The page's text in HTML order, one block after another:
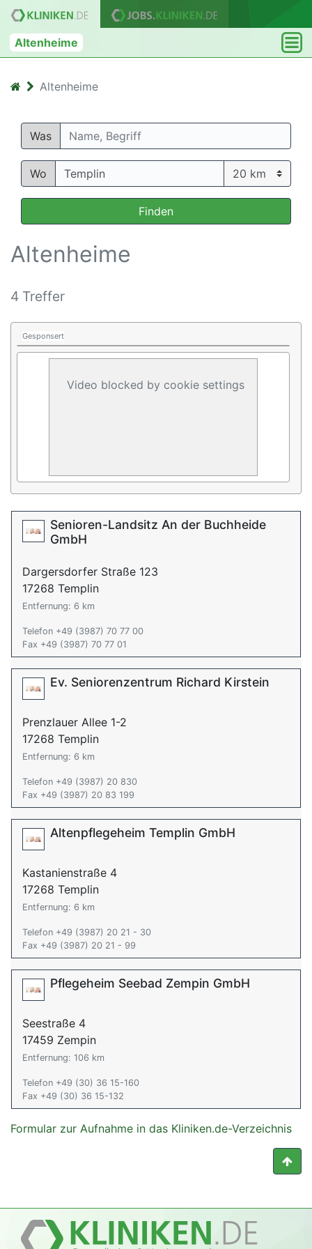
Altenheime
Altenheime
Was
Wo
Finden
Altenheime
4 Treffer
Gesponsert
Video blocked by cookie settings
Senioren-Landsitz An der Buchheide
GmbH
Dargersdorfer Straße 123
17268 Templin
Entfernung: 6 km
Telefon +49 (3987) 70 77 00
Fax +49 (3987) 70 77 01
Ev. Seniorenzentrum Richard Kirstein
Prenzlauer Allee 1-2
17268 Templin
Entfernung: 6 km
Telefon +49 (3987) 20 830
Fax +49 (3987) 20 83 199
Altenpflegeheim Templin GmbH
Kastanienstraße 4
17268 Templin
Entfernung: 6 km
Telefon +49 (3987) 20 21 - 30
Fax +49 (3987) 20 21 - 99
Pflegeheim Seebad Zempin GmbH
Seestraße 4
17459 Zempin
Entfernung: 106 km
Telefon +49 (30) 36 15-160
Fax +49 (30) 36 15-132
Formular zur Aufnahme in das Kliniken.de-Verzeichnis